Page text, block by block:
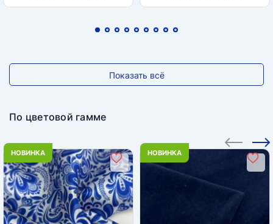
Показать всё
По цветовой гамме
НОВИНКА НОВИНКА